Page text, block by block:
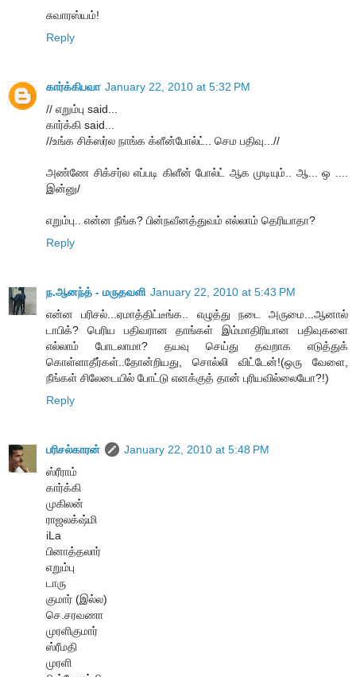
சுவாரஸ்யம்!
Reply
கார்க்கிபவா January 22, 2010 at 5:32 PM
// எறும்பு said...
கார்க்கி said...
//உங்க சிக்ஸர்ல நாங்க க்ளீன்போல்ட்.. செம பதிவு...//
அண்ணே சிக்சர்ல எப்படி கிளீன் போல்ட் ஆக முடியும்.. ஆ... ஒ ....
இன்னு/
எறும்பு.. என்ன நீங்க? பின்நவீனத்துவம் எல்லாம் தெரியாதா?
Reply
ந.ஆனந்த் - மருதவளி January 22, 2010 at 5:43 PM
என்ன பரிசல்...ஏமாத்திட்டீங்க.. எழுத்து நடை அருமை...ஆனால்
டாபிக்? பெரிய பதிவரான தாங்கள் இம்மாதிரியான பதிவுகளை
எல்லாம் போடலாமா? தயவு செய்து தவறாக எடுத்துக்
கொள்ளாதீர்கள்..தோன்றியது, சொல்லி விட்டேன்!(ஒரு வேளை,
நீங்கள் சிலேடையில் போட்டு எனக்குத் தான் புரியவில்லையோ?!)
Reply
பரிசல்காரன்
January 22, 2010 at 5:48 PM
ஸ்ரீராம்
கார்க்கி
முகிலன்
ராஜலக்‌ஷ்மி
iLa
பினாத்தலார்
எறும்பு
டாரு
குமார் (இல்ல)
செ.சரவணா
முரளிகுமார்
ஸ்ரீமதி
முரளி